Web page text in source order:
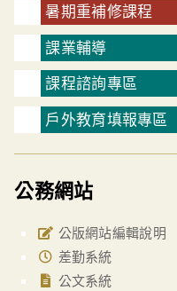
暑期重補修課程
課業輔導
課程諮詢專區
戶外教育填報專區
公務網站
公版網站編輯說明
差勤系統
公文系統